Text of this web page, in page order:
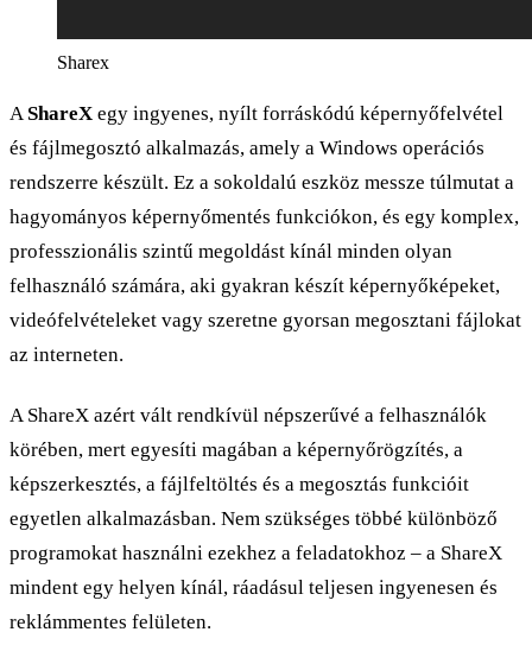
Sharex
AShareX egy ingyenes, nyílt forráskódú képernyőfelvétel
és fájlmegosztó alkalmazás, amely a Windows operációs
rendszerre készült. Ez a sokoldalú eszköz messze túlmutat a
hagyományos képernyőmentés funkciókon, és egy komplex,
professzionális szintű megoldást kínál minden olyan
felhasználó számára, aki gyakran készít képernyőképeket,
videófelvételeket vagy szeretne gyorsan megosztani fájlokat
az interneten.
A ShareX azért vált rendkívül népszerűvé a felhasználók
körében, mert egyesíti magában a képernyőrögzítés, a
képszerkesztés, a fájlfeltöltés és a megosztás funkcióit
egyetlen alkalmazásban. Nem szükséges többé különböző
programokat használni ezekhez a feladatokhoz – a ShareX
mindent egy helyen kínál, ráadásul teljesen ingyenesen és
reklámmentes felületen.